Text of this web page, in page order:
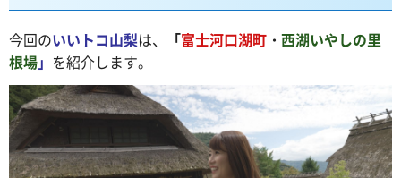
今回のいいトコ山梨は、 「富士河口湖町 ・ 西湖いやしの里
根場」 を紹介します。